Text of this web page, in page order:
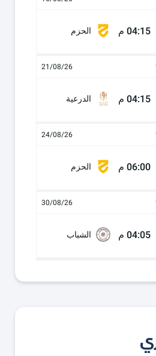
04:15 م الحزم
21/08/26
04:15 م الدرعية
24/08/26
06:00 م الحزم
30/08/26
04:05 م الشباب